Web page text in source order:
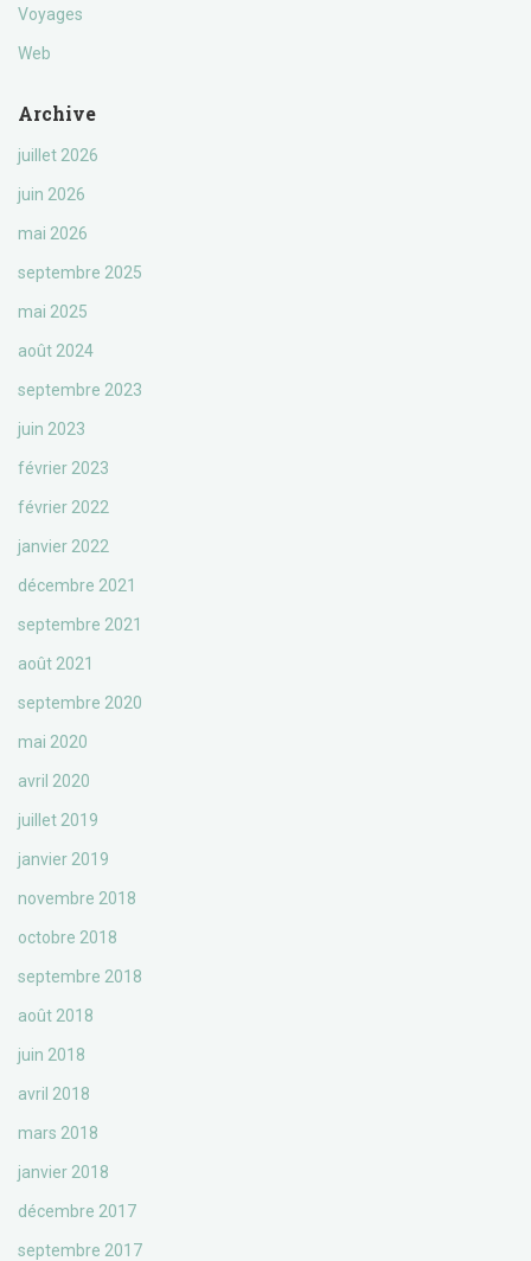
Voyages
Web
Archive
juillet 2026
juin 2026
mai 2026
septembre 2025
mai 2025
août 2024
septembre 2023
juin 2023
février 2023
février 2022
janvier 2022
décembre 2021
septembre 2021
août 2021
septembre 2020
mai 2020
avril 2020
juillet 2019
janvier 2019
novembre 2018
octobre 2018
septembre 2018
août 2018
juin 2018
avril 2018
mars 2018
janvier 2018
décembre 2017
septembre 2017